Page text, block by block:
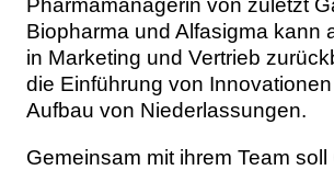
Biopharma und Alfasigma kann
in Marketing und Vertrieb
die Einführung von
Aufbau von Niederlassungen.
Gemeinsam mit ihrem Team soll